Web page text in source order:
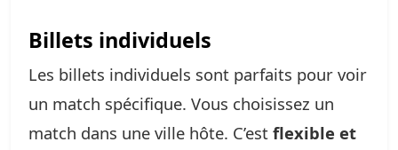
Billets individuels
Les billets individuels sont parfaits pour voir
un match spécifique. Vous choisissez un
match dans une ville hôte. C’est flexible et